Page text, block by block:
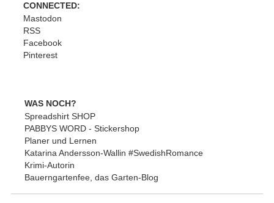
CONNECTED:
Mastodon
RSS
Facebook
Pinterest
WAS NOCH?
Spreadshirt SHOP
PABBYS WORD - Stickershop
Planer und Lernen
Katarina Andersson-Wallin #SwedishRomance
Krimi-Autorin
Bauerngartenfee, das Garten-Blog